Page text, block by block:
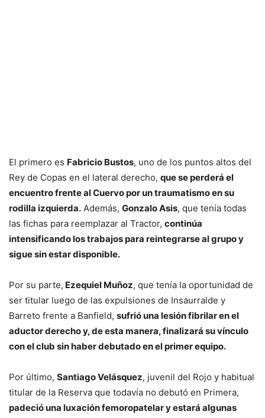
El primero es Fabricio Bustos, uno de los puntos altos del
Rey de Copas en el lateral derecho, que se perderá el
encuentro frente al Cuervo por un traumatismo en su
rodilla izquierda. Además, Gonzalo Asis, que tenía todas
las fichas para reemplazar al Tractor, continúa
intensificando los trabajos para reintegrarse al grupo y
sigue sin estar disponible.
Por su parte, Ezequiel Muñoz, que tenía la oportunidad de
ser titular luego de las expulsiones de Insaurralde y
Barreto frente a Banfield, sufrió una lesión fibrilar en el
aductor derecho y, de esta manera, finalizará su vínculo
con el club sin haber debutado en el primer equipo.
Por último, Santiago Velásquez, juvenil del Rojo y habitual
titular de la Reserva que todavía no debutó en Primera,
padeció una luxación femoropatelar y estará algunas